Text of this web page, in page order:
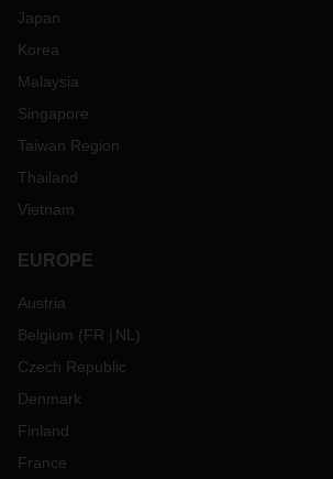
Japan
Korea
Malaysia
Singapore
Taiwan Region
Thailand
Vietnam
EUROPE
Austria
Belgium (FR NL )
Czech Republic
Denmark
Finland
France